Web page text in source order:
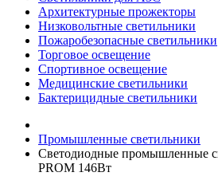
Архитектурные прожекторы
Низковольтные светильники
Пожаробезопасные светильники
Торговое освещение
Спортивное освещение
Медицинские светильники
Бактерицидные светильники
Промышленные светильники
Светодиодные промышленные
PROM 146Вт